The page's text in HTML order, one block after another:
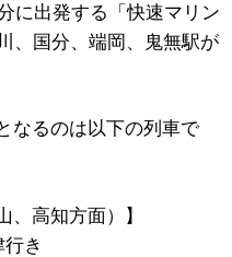
に出発する「快速マリン
、国分、端岡、鬼無駅が
なるのは以下の列車で
高知方面）】
き